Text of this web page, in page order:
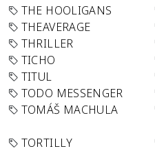
THE HOOLIGANS
THEAVERAGE
THRILLER
TICHO
TITUL
TODO MESSENGER
TOMÁŠ MACHULA
TORTILLY